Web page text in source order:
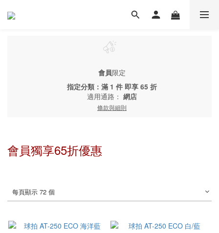
會員限定
指定分類：滿 1 件 即享 65 折
適用通路： 網店
條款與細則
會員獨享65折優惠
每頁顯示 72 個